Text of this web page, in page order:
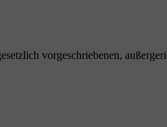
vorgeschriebenen,